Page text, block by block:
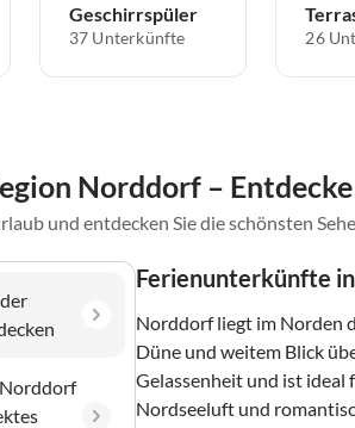
Geschirrspüler
37 Unterkünfte 26
Norddorf –
und entdecken Sie die schönsten
Ferienunterkünfte
Norddorf liegt im Norden
Düne und weitem Blick
Gelassenheit und ist ideal
Nordseeluft und